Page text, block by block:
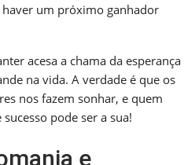
um próximo ganhador
acesa a chama da esperança
na vida. A verdade é que os
nos fazem sonhar, e quem
pode ser a sua!
e